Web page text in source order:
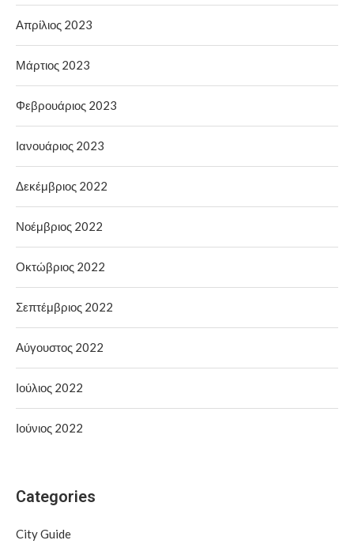
Απρίλιος 2023
Μάρτιος 2023
Φεβρουάριος 2023
Ιανουάριος 2023
Δεκέμβριος 2022
Νοέμβριος 2022
Οκτώβριος 2022
Σεπτέμβριος 2022
Αύγουστος 2022
Ιούλιος 2022
Ιούνιος 2022
Categories
City Guide